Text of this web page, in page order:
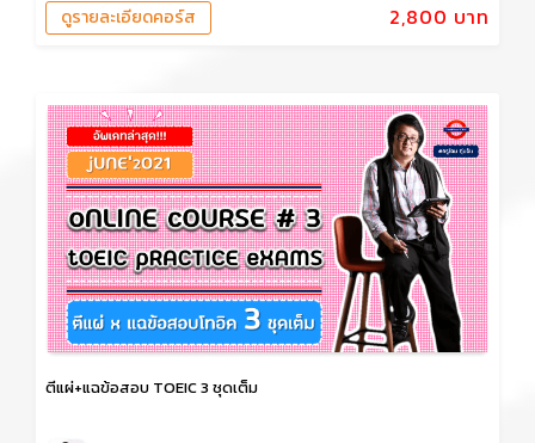
2,800 บาท
ดูรายละเอียดคอร์ส
ตีแผ่+แฉข้อสอบ TOEIC 3 ชุดเต็ม